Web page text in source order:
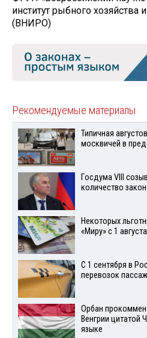
институт рыбного хозяйства
(ВНИРО)
Рекомендуемые материалы
Типичная
москвичей в
Госдума VIII
количество
Некоторых
«Миру» с 1 августа
С 1 сентября в
перевозок
Орбан
Венгрии цитатой
языке